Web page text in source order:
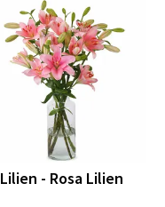
Lilien - Rosa Lilien